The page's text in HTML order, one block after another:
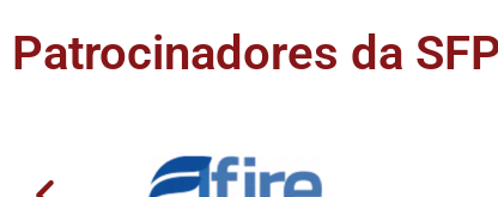
Patrocinadores da